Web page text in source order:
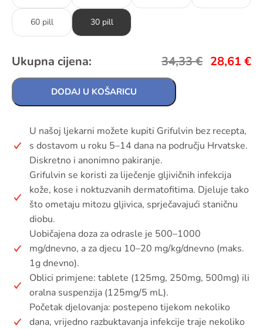
60 pill 30 pill
Ukupna cijena: 34,33€ 28,61 €
DODAJ U KOŠARICU
U našoj ljekarni možete kupiti Grifulvin bez recepta,
s dostavom u roku 5–14 dana na području Hrvatske.
Diskretno i anonimno pakiranje.
Grifulvin se koristi za liječenje gljivičnih infekcija
kože, kose i noktuzvanih dermatofitima. Djeluje tako
što ometaju mitozu gljivica, sprječavajući staničnu
diobu.
Uobičajena doza za odrasle je 500–1000
mg/dnevno, a za djecu 10–20 mg/kg/dnevno (maks.
1g dnevno).
Oblici primjene: tablete (125mg, 250mg, 500mg) ili
oralna suspenzija (125mg/5 mL).
Početak djelovanja: postepeno tijekom nekoliko
dana, vrijedno razbuktavanja infekcije traje nekoliko